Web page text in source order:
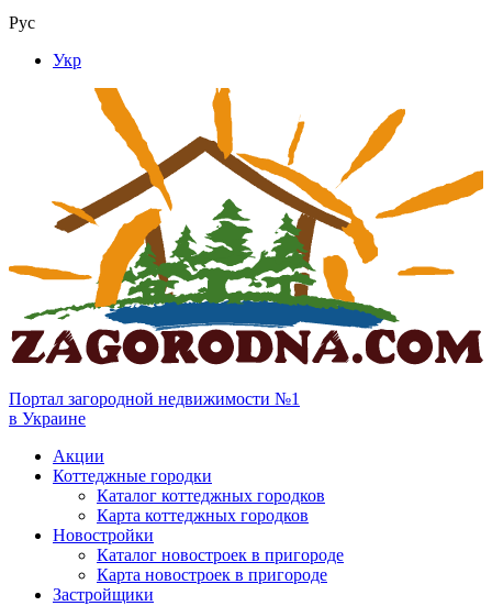
Рус
Укр
Портал загородной недвижимости №1
в Украине
Акции
Коттеджные городки
Каталог коттеджных городков
Карта коттеджных городков
Новостройки
Каталог новостроек в пригороде
Карта новостроек в пригороде
Застройщики